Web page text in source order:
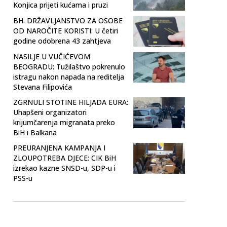
Konjica prijeti kućama i pruzi
BH. DRŽAVLJANSTVO ZA OSOBE
OD NAROČITE KORISTI: U četiri
godine odobrena 43 zahtjeva
NASILJE U VUČIĆEVOM
BEOGRADU: Tužilaštvo pokrenulo
istragu nakon napada na reditelja
Stevana Filipovića
ZGRNULI STOTINE HILJADA EURA:
Uhapšeni organizatori
krijumčarenja migranata preko
BiH i Balkana
PREURANJENA KAMPANJA I
ZLOUPOTREBA DJECE: CIK BiH
izrekao kazne SNSD-u, SDP-u i
PSS-u